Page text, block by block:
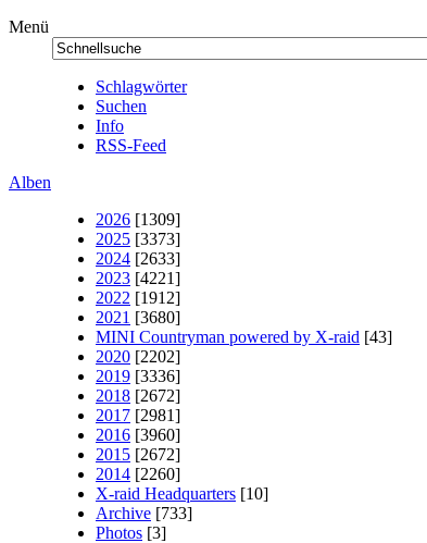
Menü
Schlagwörter
Suchen
Info
RSS-Feed
Alben
2026 [1309]
2025 [3373]
2024 [2633]
2023 [4221]
2022 [1912]
2021 [3680]
MINI Countryman powered by X-raid [43]
2020 [2202]
2019 [3336]
2018 [2672]
2017 [2981]
2016 [3960]
2015 [2672]
2014 [2260]
X-raid Headquarters [10]
Archive [733]
Photos [3]